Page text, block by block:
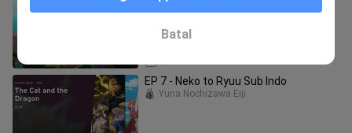
Neko to Ryuu Episode 7 Subtitle
1
telegramhidoridenime
EP 7 - Neko to Ryuu Sub Indo
Yuna Nochizawa Eiji
Batal